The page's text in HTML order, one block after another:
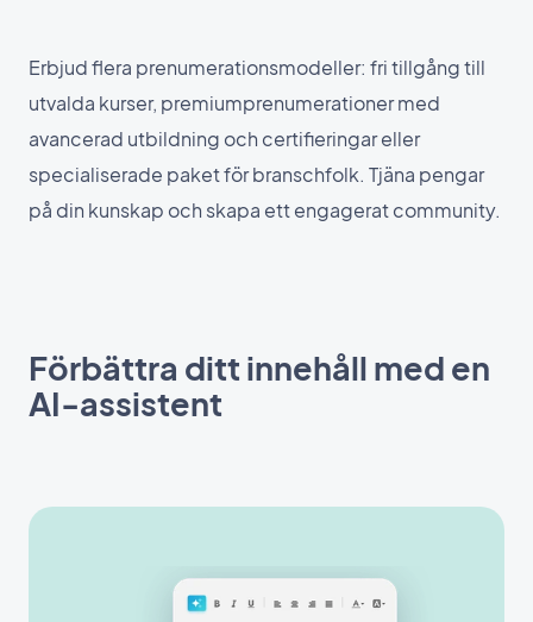
Erbjud flera prenumerationsmodeller: fri tillgång till
utvalda kurser, premiumprenumerationer med
avancerad utbildning och certifieringar eller
specialiserade paket för branschfolk. Tjäna pengar
på din kunskap och skapa ett engagerat community.
Förbättra ditt innehåll med en
AI-assistent